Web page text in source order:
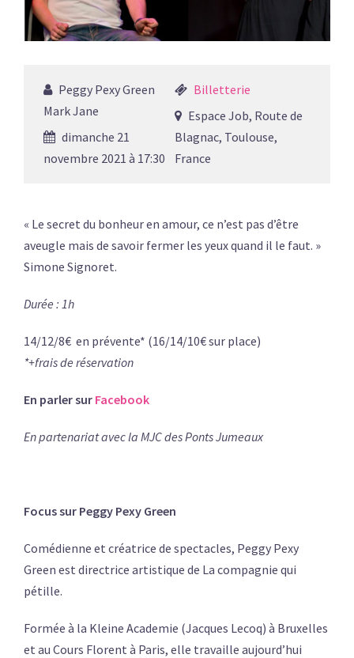
Peggy Pexy Green
Mark Jane
dimanche 21
novembre 2021 à 17:30
Billetterie
Espace Job, Route de
Blagnac, Toulouse,
France
« Le secret du bonheur en amour, ce n’est pas d’être
aveugle mais de savoir fermer les yeux quand il le faut. »
Simone Signoret.
Durée : 1h
14/12/8€ en prévente* (16/14/10€ sur place)
*+frais de réservation
En parler sur Facebook
En partenariat avec la MJC des Ponts Jumeaux
Focus sur Peggy Pexy Green
Comédienne et créatrice de spectacles, Peggy Pexy
Green est directrice artistique de La compagnie qui
pétille.
Formée à la Kleine Academie (Jacques Lecoq) à Bruxelles
et au Cours Florent à Paris, elle travaille aujourd’hui